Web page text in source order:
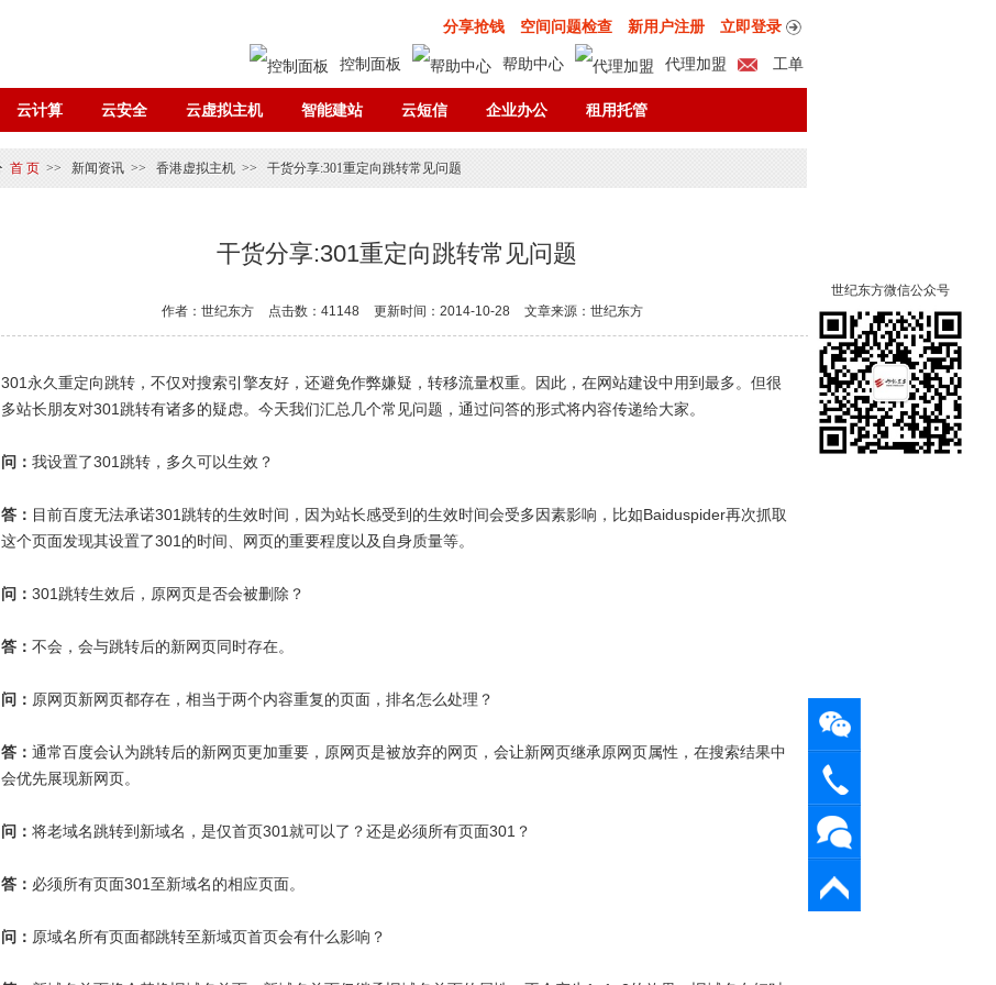
分享抢钱 空间问题检查 新用户注册 立即登录
工单
代理加盟
帮助中心
控制面板
付款方式
云计算 云安全 云虚拟主机 智能建站 云短信 企业办公 租用托管
首 页 >> 新闻资讯 >> 香港虚拟主机 >> 干货分享:301重定向跳转常见问题
干货分享:301重定向跳转常见问题
作者：世纪东方 点击数：41148 更新时间：2014-10-28 文章来源：世纪东方
301永久重定向跳转，不仅对搜索引擎友好，还避免作弊嫌疑，转移流量权重。因此，在网站建设中用到最多。但很
多站长朋友对301跳转有诸多的疑虑。今天我们汇总几个常见问题，通过问答的形式将内容传递给大家。
问： 我设置了301跳转，多久可以生效？
答： 目前百度无法承诺301跳转的生效时间，因为站长感受到的生效时间会受多因素影响，比如Baiduspider再次抓取
这个页面发现其设置了301的时间、网页的重要程度以及自身质量等。
问： 301跳转生效后，原网页是否会被删除？
答： 不会，会与跳转后的新网页同时存在。
问： 原网页新网页都存在，相当于两个内容重复的页面，排名怎么处理？
答： 通常百度会认为跳转后的新网页更加重要，原网页是被放弃的网页，会让新网页继承原网页属性，在搜索结果中
会优先展现新网页。
问： 将老域名跳转到新域名，是仅首页301就可以了？还是必须所有页面301？
答： 必须所有页面301至新域名的相应页面。
问： 原域名所有页面都跳转至新域页首页会有什么影响？
世纪东方微信公众号
码联系
19113525901
工单系
统
返回顶